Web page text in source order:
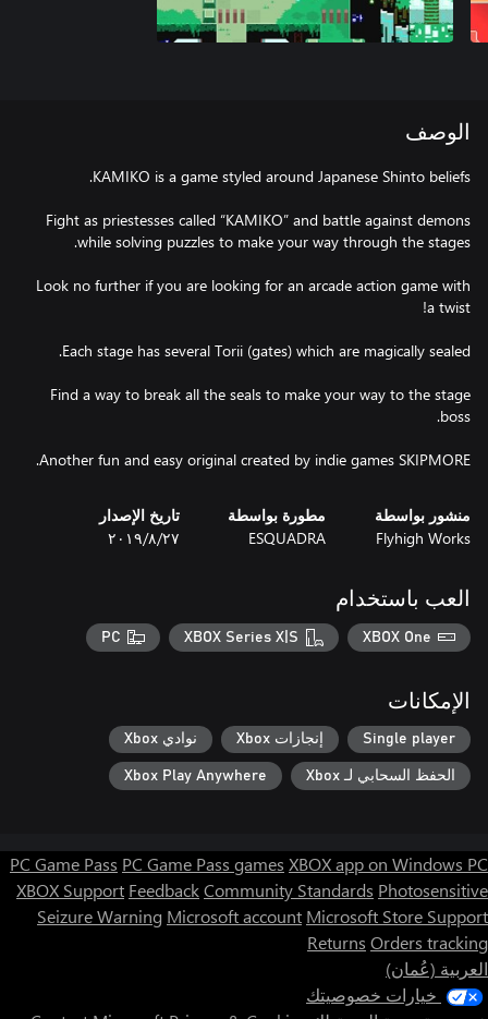
الوصف
Fight as priestesses called “KAMIKO” and battle against demons
Look no further if you are looking for an arcade action game with
Find a way to break all the seals to make your way to the stage
Another fun and easy original created by indie games SKIPMORE.
منشور بواسطة
Flyhigh Works
مطورة بواسطة
ESQUADRA
تاريخ الإصدار
٢٧‏/٨‏/٢٠١٩
العب باستخدام
XBOX One
XBOX Series X|S
PC
الإمكانات
Single player إنجازات Xbox نوادي Xbox
الحفظ السحابي لـ Xbox Xbox Play Anywhere
PC Game Pass PC Game Pass games XBOX app on Windows PC
XBOX Support FeedbackCommunity Standards Photosensitive
Seizure Warning Microsoft account Microsoft Store Support
Returns Orders tracking
العربية (عُمان)
خيارات خصوصيتك